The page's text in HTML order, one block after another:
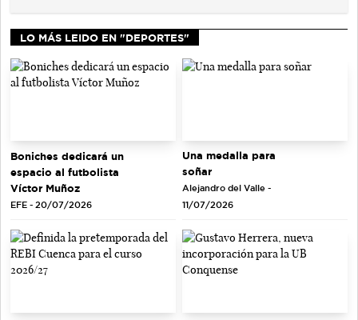
LO MÁS LEIDO EN "DEPORTES"
Boniches dedicará un
espacio al futbolista
Víctor Muñoz
EFE - 20/07/2026
Una medalla para
soñar
Alejandro del Valle -
11/07/2026